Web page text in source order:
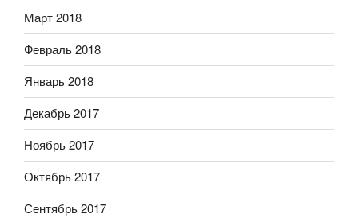
Март 2018
Февраль 2018
Январь 2018
Декабрь 2017
Ноябрь 2017
Октябрь 2017
Сентябрь 2017